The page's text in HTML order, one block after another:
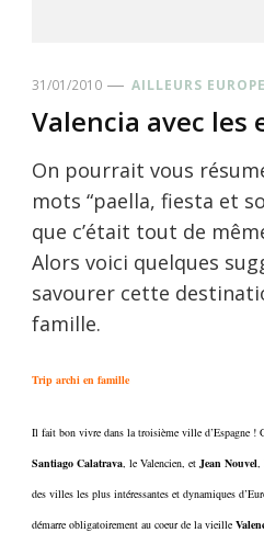
31/01/2010 AILLEURS EUROPE
Valencia avec les
On pourrait vous
mots “paella, fiesta et
que c’était tout de
Alors voici quelques
savourer cette
famille.
Trip archi en famille
Il fait bon vivre dans la troisième ville d’Espagne !
Santiago Calatrava, le Valencien, et Jean Nouvel,
des villes les plus intéressantes et dynamiques
démarre obligatoirement au coeur de la vieille